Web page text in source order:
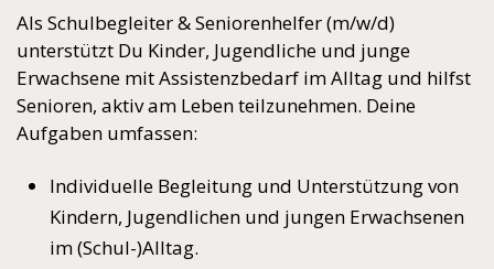
Als Schulbegleiter & Seniorenhelfer (m/w/d)
unterstützt Du Kinder, Jugendliche und junge
Erwachsene mit Assistenzbedarf im Alltag und hilfst
Senioren, aktiv am Leben teilzunehmen. Deine
Aufgaben umfassen:
Individuelle Begleitung und Unterstützung von
Kindern, Jugendlichen und jungen Erwachsenen
im (Schul-)Alltag.